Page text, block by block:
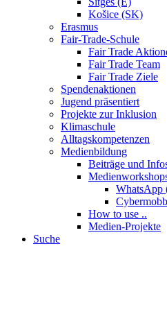
Košice (SK)
Erasmus
Fair-Trade-Schule
Fair Trade
Fair Trade Team
Fair Trade Ziele
Spendenaktionen
Jugend präsentiert
Projekte zur Inklusion
Klimaschule
Alltagskompetenzen
Medienbildung
Beiträge und
WhatsApp
How to use ..
Medien-Projekte
Suche